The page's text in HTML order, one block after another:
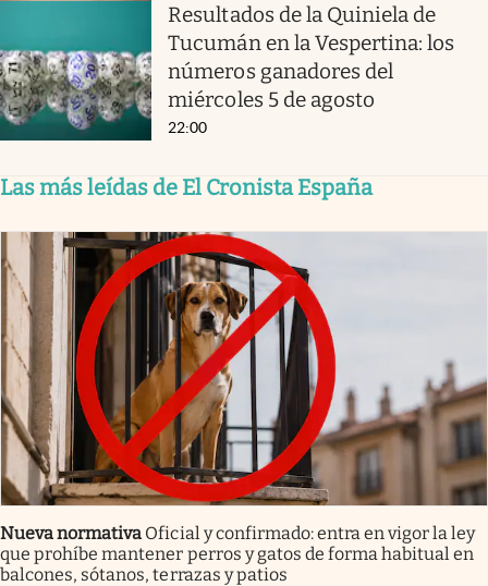
Resultados de la Quiniela de
Tucumán en la Vespertina: los
números ganadores del
miércoles 5 de agosto
22:00
Las más leídas de El Cronista España
Nueva normativa Oficial y confirmado: entra en vigor la ley
que prohíbe mantener perros y gatos de forma habitual en
balcones, sótanos, terrazas y patios